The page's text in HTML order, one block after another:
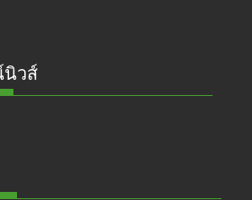
วส์